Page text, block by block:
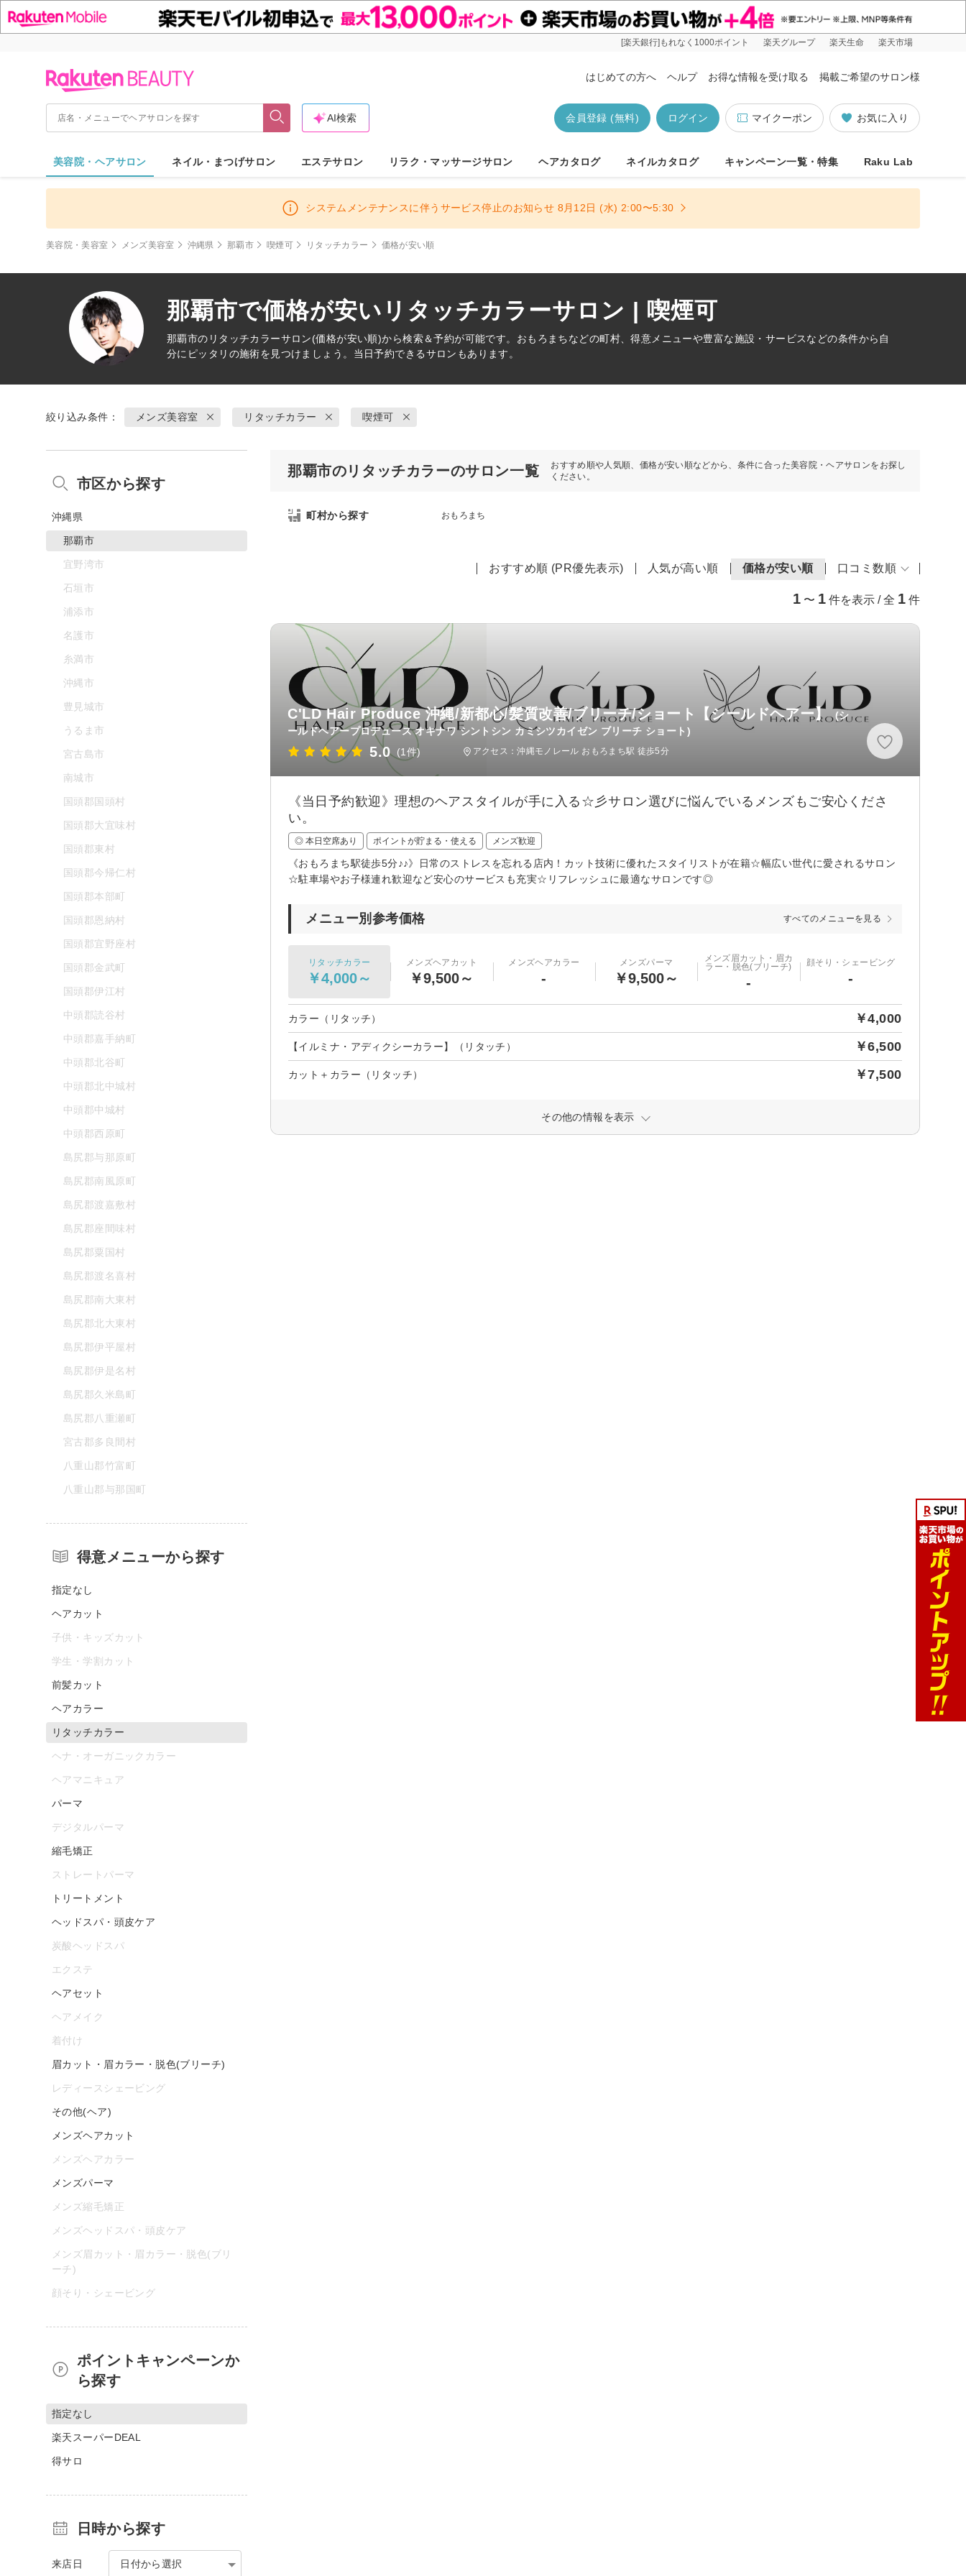
[楽天銀行]もれなく1000ポイント 楽天グループ 楽天生命 楽天市場
はじめての方へ ヘルプ お得な情報を受け取る 掲載ご希望のサロン様
お気に入り
マイクーポン
ログイン
会員登録 (無料)
AI検索
美容院・ヘアサロン ネイル・まつげサロン エステサロン リラク・マッサージサロン ヘアカタログ ネイルカタログ キャンペーン一覧・特集 Raku Lab
システムメンテナンスに伴うサービス停止のお知らせ 8月12日 (水) 2:00〜5:30
美容院・美容室 メンズ美容室 沖縄県 那覇市 喫煙可 リタッチカラー 価格が安い順
那覇市で価格が安いリタッチカラーサロン | 喫煙可
那覇市の リタッチカラーサロン(価格が安い順)から検索＆予約が可能です。おもろまちなどの町村、得意メニューや豊富な施設・サービスなどの条件から自
分にピッタリの施術を見つけましょう。当日予約できるサロンもあります。
絞り込み条件： メンズ美容室 リタッチカラー 喫煙可
那覇市のリタッチカラーのサロン一覧
おすすめ順や人気順、価格が安い順などから、条件に合った美容院・ヘアサロンをお探し
ください。
町村から探す おもろまち
おすすめ順 (PR優先表示) 人気が高い順 価格が安い順 口コミ数順
1 〜 1 件を表示 / 全 1 件
C'LD Hair Produce 沖縄/新都心/髪質改善/ブリーチ/ショート【シールドヘアー】 (シ
ールドヘアープロデュース オキナワ シントシン カミシツカイゼン ブリーチ ショート)
5.0 (1件) アクセス：沖縄モノレール おもろまち駅 徒歩5分
《当日予約歓迎》理想のヘアスタイルが手に入る☆彡サロン選びに悩んでいるメンズもご安心くださ
い。
◎ 本日空席あり ポイントが貯まる・使える メンズ歓迎
《おもろまち駅徒歩5分♪♪》日常のストレスを忘れる店内！カット技術に優れたスタイリストが在籍☆幅広い世代に愛されるサロン
☆駐車場やお子様連れ歓迎など安心のサービスも充実☆リフレッシュに最適なサロンです◎
メニュー別参考価格 すべてのメニューを見る
リタッチカラー
￥4,000～
メンズヘアカット
￥9,500～
メンズヘアカラー
-
メンズパーマ
￥9,500～
メンズ眉カット・眉カ
ラー・脱色(ブリーチ)
-
顔そり・シェービング
-
カラー（リタッチ） ￥4,000
【イルミナ・アディクシーカラー】（リタッチ） ￥6,500
カット＋カラー（リタッチ） ￥7,500
その他の情報を表示
市区から探す
沖縄県
那覇市
宜野湾市
石垣市
浦添市
名護市
糸満市
沖縄市
豊見城市
うるま市
宮古島市
南城市
国頭郡国頭村
国頭郡大宜味村
国頭郡東村
国頭郡今帰仁村
国頭郡本部町
国頭郡恩納村
国頭郡宜野座村
国頭郡金武町
国頭郡伊江村
中頭郡読谷村
中頭郡嘉手納町
中頭郡北谷町
中頭郡北中城村
中頭郡中城村
中頭郡西原町
島尻郡与那原町
島尻郡南風原町
島尻郡渡嘉敷村
島尻郡座間味村
島尻郡粟国村
島尻郡渡名喜村
島尻郡南大東村
島尻郡北大東村
島尻郡伊平屋村
島尻郡伊是名村
島尻郡久米島町
島尻郡八重瀬町
宮古郡多良間村
八重山郡竹富町
八重山郡与那国町
得意メニューから探す
指定なし
ヘアカット
子供・キッズカット
学生・学割カット
前髪カット
ヘアカラー
リタッチカラー
ヘナ・オーガニックカラー
ヘアマニキュア
パーマ
デジタルパーマ
縮毛矯正
ストレートパーマ
トリートメント
ヘッドスパ・頭皮ケア
炭酸ヘッドスパ
エクステ
ヘアセット
ヘアメイク
着付け
眉カット・眉カラー・脱色(ブリーチ)
レディースシェービング
その他(ヘア)
メンズヘアカット
メンズヘアカラー
メンズパーマ
メンズ縮毛矯正
メンズヘッドスパ・頭皮ケア
メンズ眉カット・眉カラー・脱色(ブリ
ーチ)
顔そり・シェービング
ポイントキャンペーンか
ら探す
指定なし
楽天スーパーDEAL
得サロ
日時から探す
来店日 日付から選択